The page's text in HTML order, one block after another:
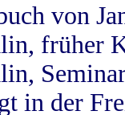
von
früher
in der